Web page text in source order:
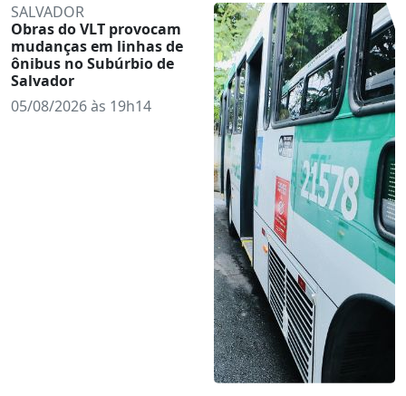
SALVADOR
Obras do VLT provocam
mudanças em linhas de
ônibus no Subúrbio de
Salvador
05/08/2026 às 19h14